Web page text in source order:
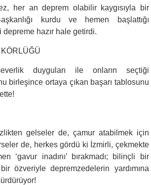
her an deprem olabilir kaygısıyla bir
kurdu ve hemen başlattığı
depreme hazır hale getirdi.
duyguları ile onların seçtiği
birleşince ortaya çıkan başarı tablosunu
gelseler de, çamur atabilmek için
de, herkes gördü ki İzmirli, çekmekte
‘gavur inadını’ bırakmadı; bilinçli bir
özveriyle depremzedelerin yardımına